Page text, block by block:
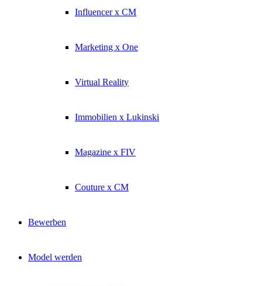
Influencer x CM
Marketing x One
Virtual Reality
Immobilien x Lukinski
Magazine x FIV
Couture x CM
Bewerben
Model werden